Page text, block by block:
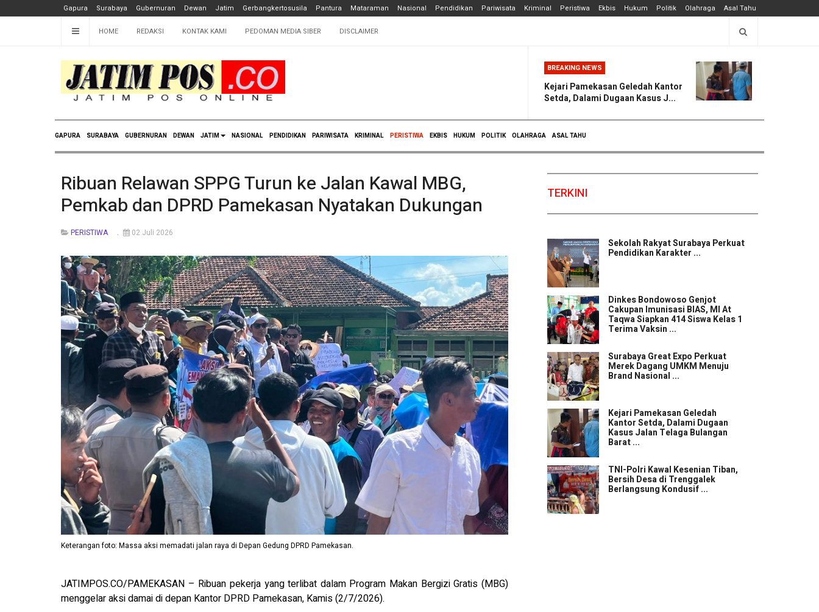
Gapura Surabaya Gubernuran Dewan Jatim Gerbangkertosusila Pantura Mataraman Nasional Pendidikan Pariwisata Kriminal Peristiwa Ekbis Hukum Politik Olahraga Asal Tahu
HOME REDAKSI KONTAK KAMI PEDOMAN MEDIA SIBER DISCLAIMER
BREAKING NEWS
Kejari Pamekasan Geledah Kantor
Setda, Dalami Dugaan Kasus J...
GAPURA SURABAYA GUBERNURAN DEWAN JATIM NASIONAL PENDIDIKAN PARIWISATA KRIMINAL PERISTIWA EKBIS HUKUM POLITIK OLAHRAGA ASAL TAHU
Ribuan Relawan SPPG Turun ke Jalan Kawal MBG,
Pemkab dan DPRD Pamekasan Nyatakan Dukungan
PERISTIWA 02 Juli 2026
Keterangan foto: Massa aksi memadati jalan raya di Depan Gedung DPRD Pamekasan.
JATIMPOS.CO/PAMEKASAN – Ribuan pekerja yang terlibat dalam Program Makan Bergizi Gratis (MBG)
menggelar aksi damai di depan Kantor DPRD Pamekasan, Kamis (2/7/2026).
TERKINI
Sekolah Rakyat Surabaya Perkuat
Pendidikan Karakter ...
Dinkes Bondowoso Genjot
Cakupan Imunisasi BIAS, MI At
Taqwa Siapkan 414 Siswa Kelas 1
Terima Vaksin ...
Surabaya Great Expo Perkuat
Merek Dagang UMKM Menuju
Brand Nasional ...
Kejari Pamekasan Geledah
Kantor Setda, Dalami Dugaan
Kasus Jalan Telaga Bulangan
Barat ...
TNI-Polri Kawal Kesenian Tiban,
Bersih Desa di Trenggalek
Berlangsung Kondusif ...